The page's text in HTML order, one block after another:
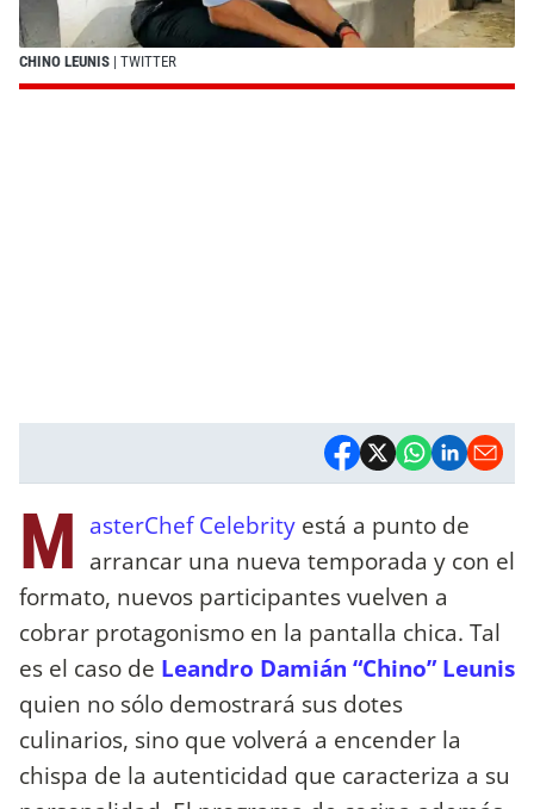
CHINO LEUNIS | TWITTER
M asterChef Celebrity está a punto de
arrancar una nueva temporada y con el
formato, nuevos participantes vuelven a
cobrar protagonismo en la pantalla chica. Tal
es el caso de Leandro Damián “Chino” Leunis
quien no sólo demostrará sus dotes
culinarios, sino que volverá a encender la
chispa de la autenticidad que caracteriza a su